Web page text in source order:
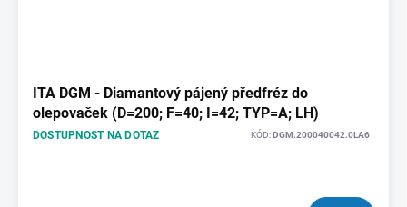
ITA DGM - Diamantový pájený předfréz do
olepovaček (D=200; F=40; I=42; TYP=A; LH)
DOSTUPNOST NA DOTAZ KÓD:DGM.200040042.0LA6